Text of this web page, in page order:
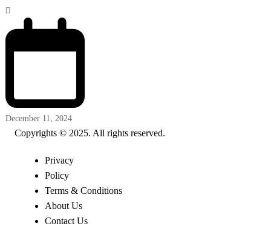
December 11, 2024
Copyrights © 2025. All rights reserved.
Privacy
Policy
Terms & Conditions
About Us
Contact Us